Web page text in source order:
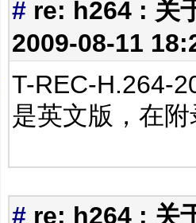
# re: h264 : 关
2009-08-11
T-REC-H.264-
是英文版，在
# re: h264 : 关